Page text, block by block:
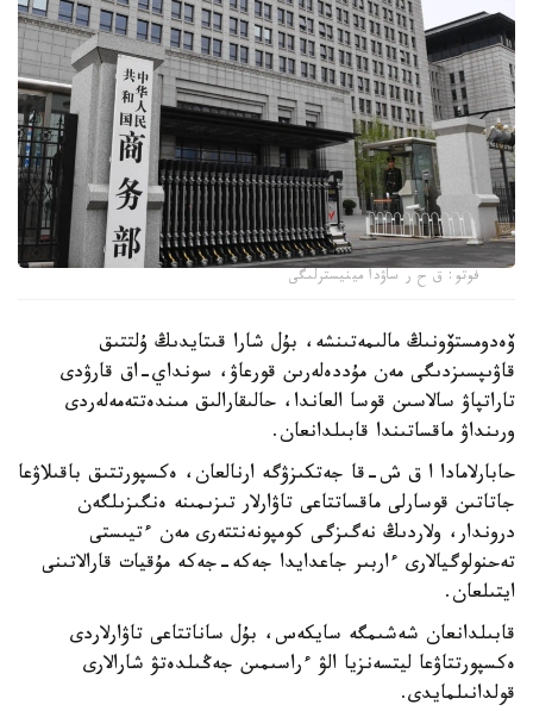
فوتو: ق ح ر ساۋدا مينيسترلىگى
ۆەدومستۆونىڭ مالىمەتىنشە، بۇل شارا قىتايدىڭ ۇلتتىق
قاۋىپسىزدىگى مەن مۇددەلەرىن قورعاۋ، سونداي-اق قارۋدى
تاراتپاۋ سالاسىن قوسا العاندا، حالىقارالىق مىندەتتەمەلەردى
ورىنداۋ ماقساتىندا قابىلدانعان.
حابارلامادا ا ق ش-قا جەتكىزۋگە ارنالعان، ەكسپورتتىق باقىلاۋعا
جاتاتىن قوسارلى ماقساتتاعى تاۋارلار تىزىمىنە ەنگىزىلگەن
دروندار، ولاردىڭ نەگىزگى كومپونەنتتەرى مەن ءتيىستى
تەحنولوگيالارى ءاربىر جاعدايدا جەكە-جەكە مۇقيات قارالاتىنى
ايتىلعان.
قابىلدانعان شەشىمگە سايكەس، بۇل ساناتتاعى تاۋارلاردى
ەكسپورتتاۋعا ليتسەنزيا الۋ ءراسىمىن جەڭىلدەتۋ شارالارى
قولدانىلمايدى.